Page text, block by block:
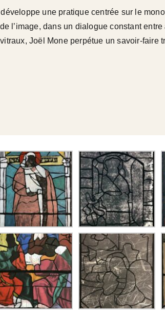
une pratique centrée sur le
l’image, dans un dialogue constant
Joël Mone perpétue un savoir-faire